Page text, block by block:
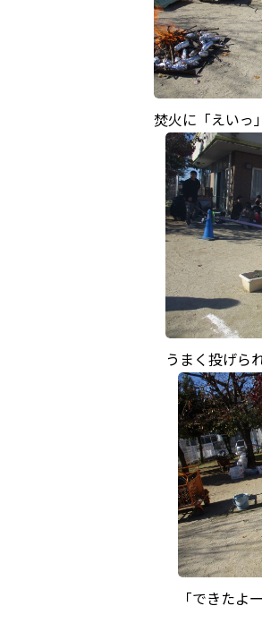
焚火に「えいっ」
うまく投げら
「できたよ